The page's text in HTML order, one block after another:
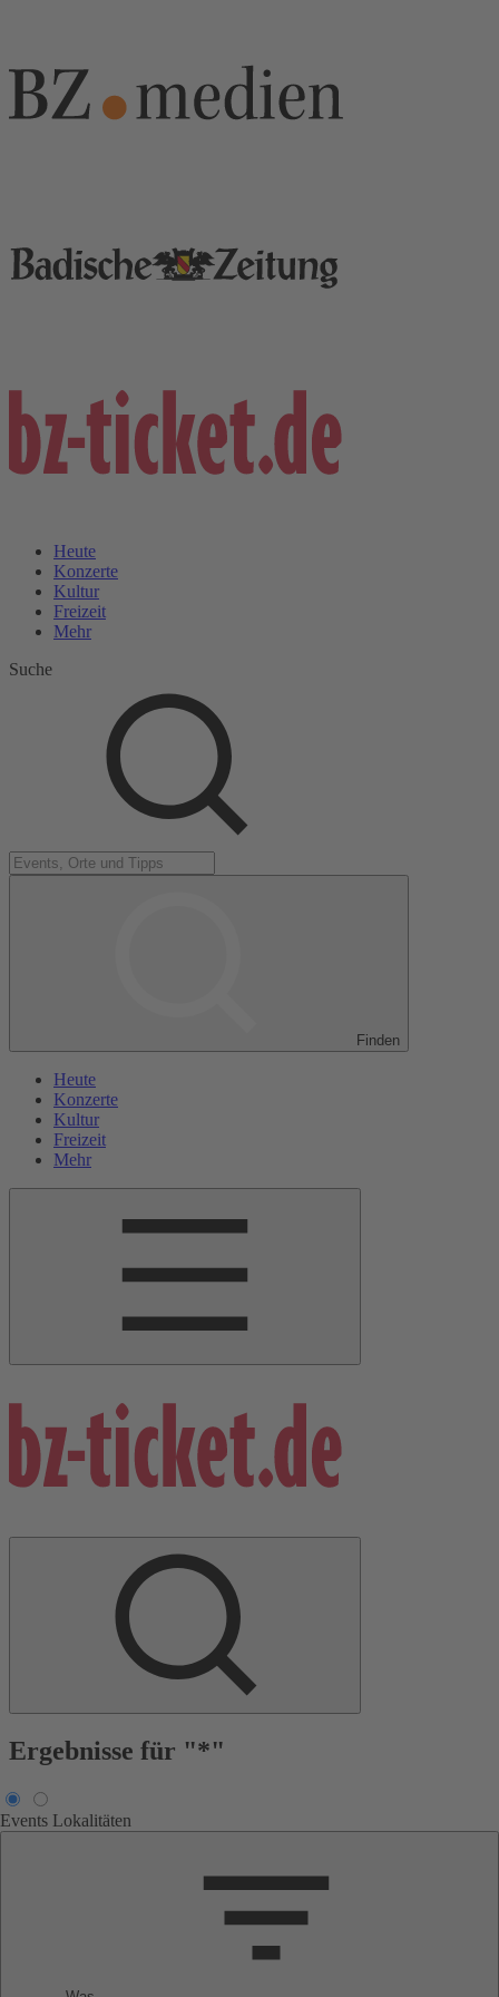
Heute
Konzerte
Kultur
Freizeit
Mehr
Suche
Finden
Heute
Konzerte
Kultur
Freizeit
Mehr
Ergebnisse für "*"
Events Lokalitäten